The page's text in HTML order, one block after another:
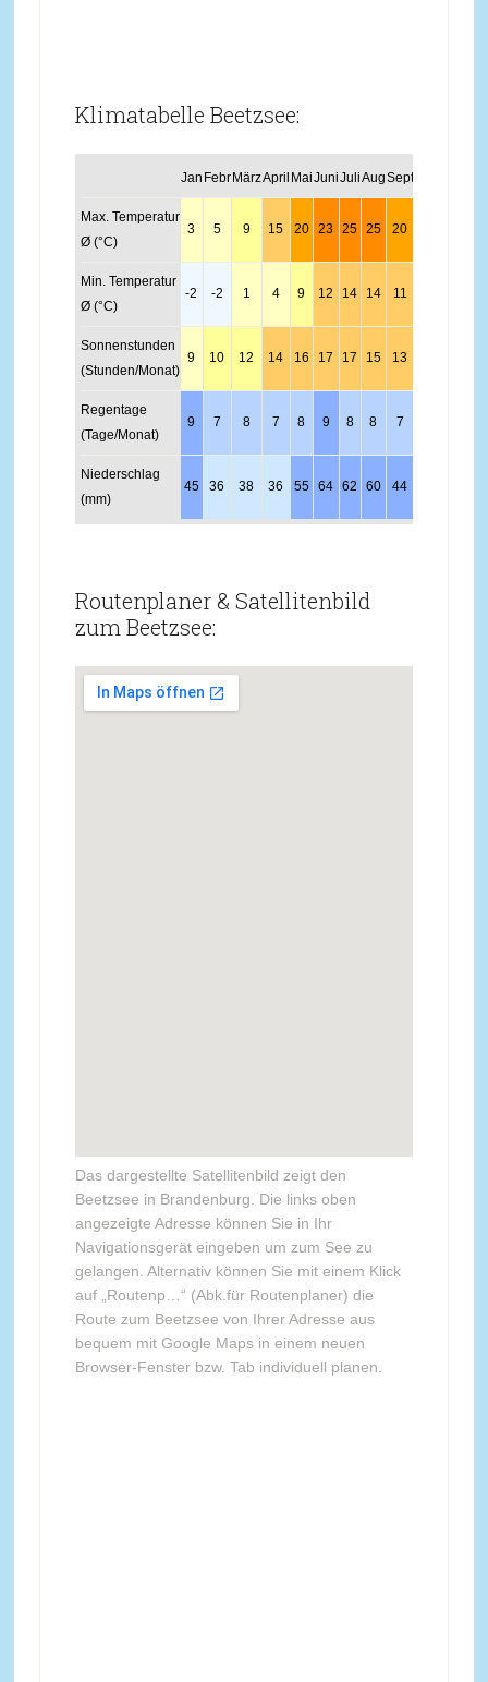
Klimatabelle Beetzsee:
Jan Febr MärzApril MaiJuniJuliAugSept
Max. Temperatur
Ø (°C)
3 5 9 15 20 23 25 25 20
Min. Temperatur
Ø (°C)
-2 -2 1 4 9 12 14 14 11
Sonnenstunden
(Stunden/Monat)
9 10 12 14 16 17 17 15 13
Regentage
(Tage/Monat)
9 7 8 7 8 9 8 8 7
Niederschlag
(mm)
45 36 38 36 55 64 62 60 44
Routenplaner & Satellitenbild
zum Beetzsee:
Das dargestellte Satellitenbild zeigt den
Beetzsee in Brandenburg. Die links oben
angezeigte Adresse können Sie in Ihr
Navigationsgerät eingeben um zum See zu
gelangen. Alternativ können Sie mit einem Klick
auf „Routenp…“ (Abk.für Routenplaner) die
Route zum Beetzsee von Ihrer Adresse aus
bequem mit Google Maps in einem neuen
Browser-Fenster bzw. Tab individuell planen.